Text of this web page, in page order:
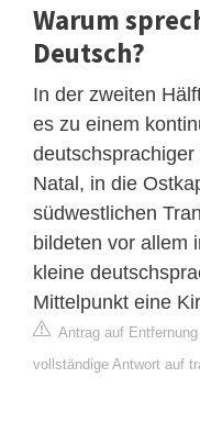
Warum
Deutsch?
In der zweiten
es zu einem
Natal, in die
südwestlichen
bildeten vor allem
kleine
Mittelpunkt eine
Antrag auf
vollständige Antwort auf